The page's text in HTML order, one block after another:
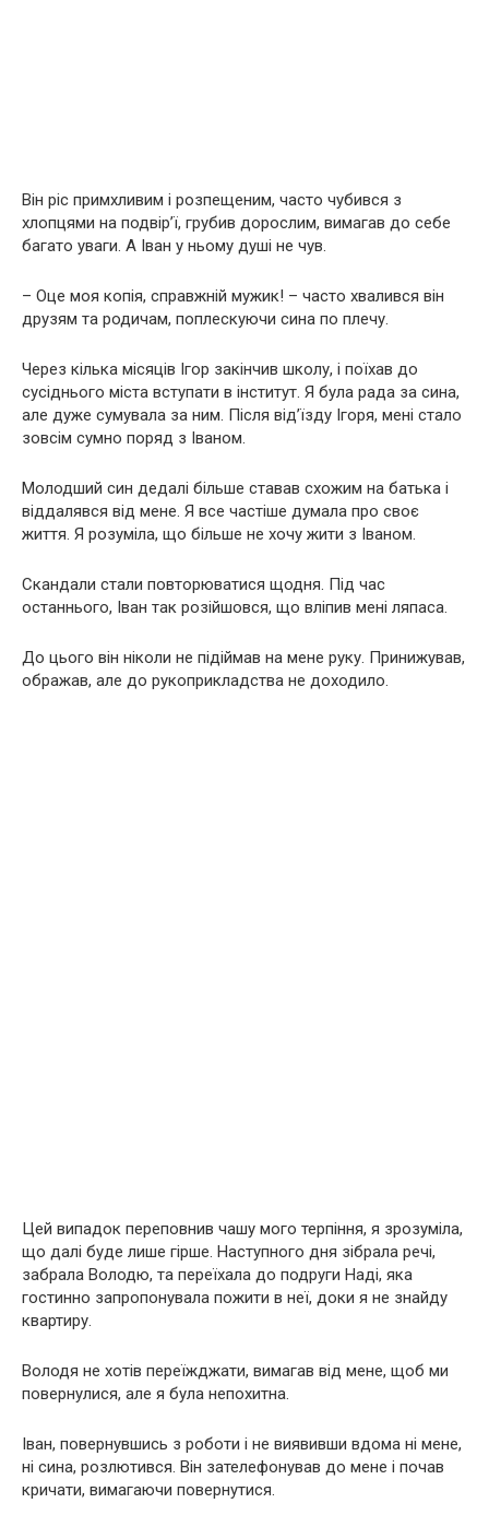
Він ріс примхливим і розпещеним, часто чубився з
хлопцями на подвір’ї, грубив дорослим, вимагав до себе
багато уваги. А Іван у ньому душі не чув.
– Оце моя копія, справжній мужик! – часто хвалився він
друзям та родичам, поплескуючи сина по плечу.
Через кілька місяців Ігор закінчив школу, і поїхав до
сусіднього міста вступати в інститут. Я була рада за сина,
але дуже сумувала за ним. Після від’їзду Ігоря, мені стало
зовсім сумно поряд з Іваном.
Молодший син дедалі більше ставав схожим на батька і
віддалявся від мене. Я все частіше думала про своє
життя. Я розуміла, що більше не хочу жити з Іваном.
Скандали стали повторюватися щодня. Під час
останнього, Іван так розійшовся, що вліпив мені ляпаса.
До цього він ніколи не підіймав на мене руку. Принижував,
ображав, але до рукоприкладства не доходило.
Цей випадок переповнив чашу мого терпіння, я зрозуміла,
що далі буде лише гірше. Наступного дня зібрала речі,
забрала Володю, та переїхала до подруги Наді, яка
гостинно запропонувала пожити в неї, доки я не знайду
квартиру.
Володя не хотів переїжджати, вимагав від мене, щоб ми
повернулися, але я була непохитна.
Іван, повернувшись з роботи і не виявивши вдома ні мене,
ні сина, розлютився. Він зателефонував до мене і почав
кричати, вимагаючи повернутися.